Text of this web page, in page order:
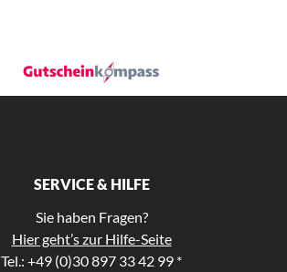
SERVICE & HILFE
Sie haben Fragen?
Hier geht’s zur Hilfe-Seite
Tel.: +49 (0)30 897 33 42 99 *